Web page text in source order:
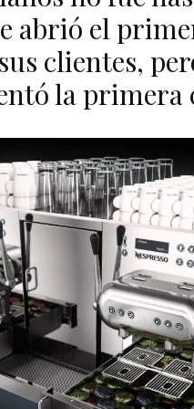
abrió el
clientes,
la primera